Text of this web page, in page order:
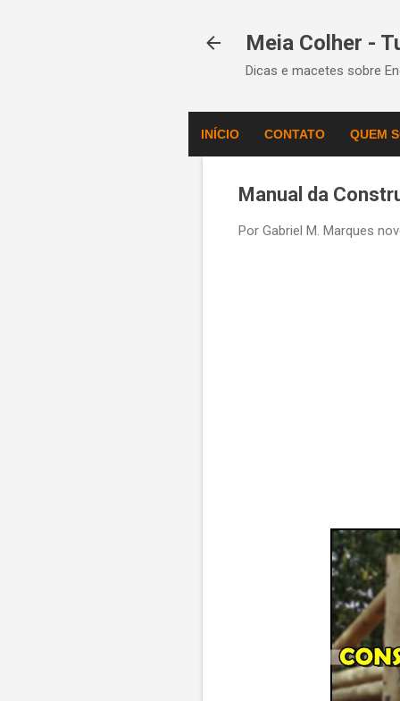
Meia Colher -
Dicas e macetes sobre
INÍCIO CONTATO QUEM
Manual da
Por Gabriel M. Marques